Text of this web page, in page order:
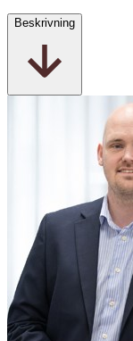
Beskrivning